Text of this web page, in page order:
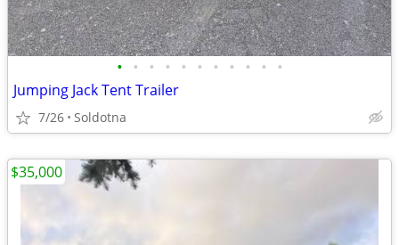
• • • • • • • • • • •
Jumping Jack Tent Trailer
7/26 Soldotna
$35,000